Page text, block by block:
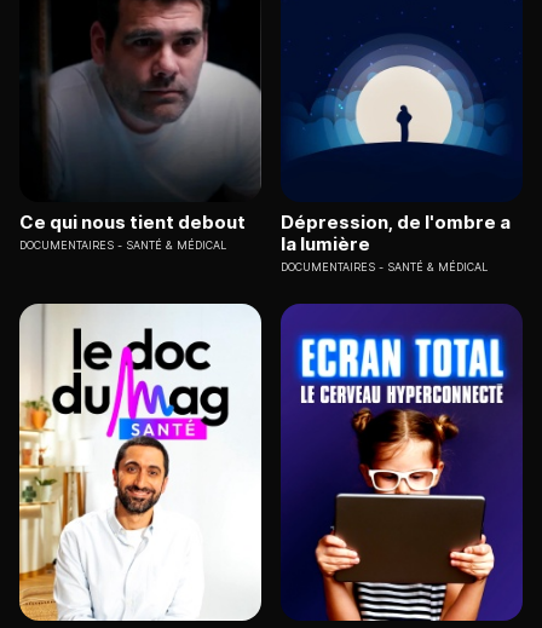
Ce qui nous tient debout
DOCUMENTAIRES SANTÉ & MÉDICAL
Dépression, de l'ombre a
la lumière
DOCUMENTAIRES SANTÉ & MÉDICAL